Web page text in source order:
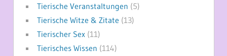
Tierische Veranstaltungen (5)
Tierische Witze & Zitate (13)
Tierischer Sex(11)
Tierisches Wissen (114)